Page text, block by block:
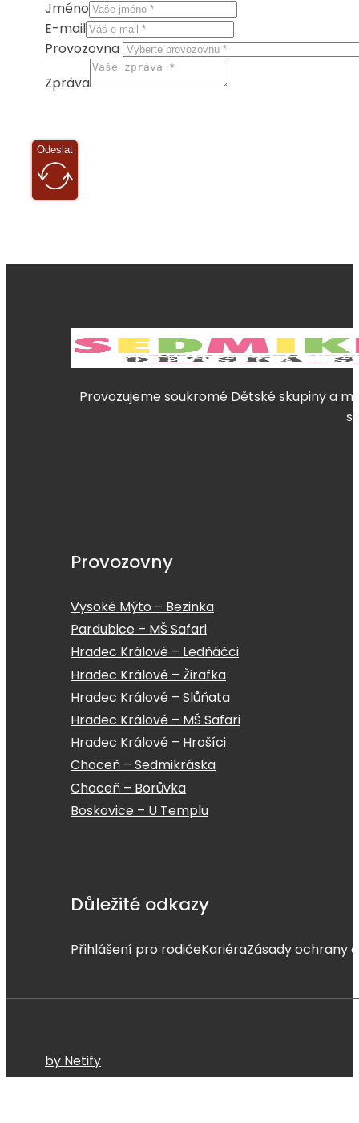
Jméno
E-mail
Provozovna
Zpráva
Odeslat
Provozujeme soukromé Dětské skupiny a
Provozovny
Vysoké Mýto – Bezinka
Pardubice – MŠ Safari
Hradec Králové – Ledňáčci
Hradec Králové – Žirafka
Hradec Králové – Slůňata
Hradec Králové – MŠ Safari
Hradec Králové – Hrošíci
Choceň – Sedmikráska
Choceň – Borůvka
Boskovice – U Templu
Důležité odkazy
Přihlášení pro rodičeKariéraZásady ochrany
by Netify